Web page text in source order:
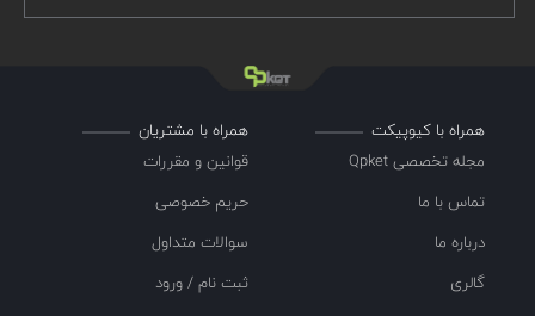
همراه با کیوپیکت
مجله تخصصی Qpket
تماس با ما
درباره ما
گالری
همراه با مشتریان
قوانین و مقررات
حریم خصوصی
سوالات متداول
ثبت نام / ورود